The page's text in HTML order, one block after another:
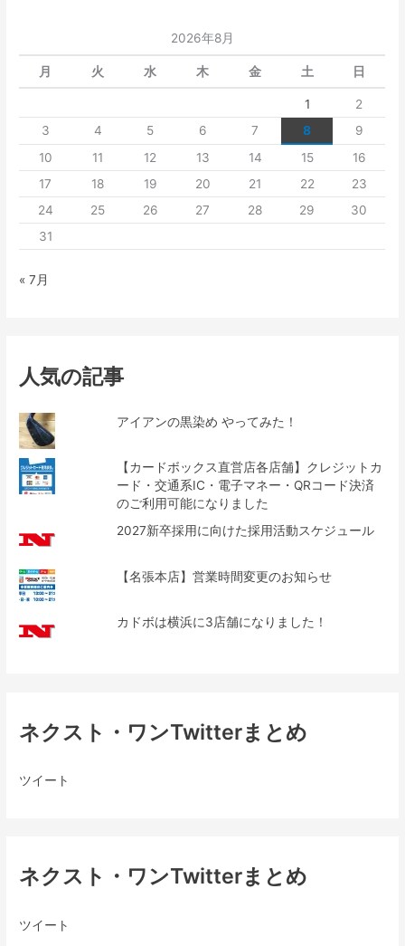
2026年8月
月 火 水 木 金 土 日
1
2
3
4 5 6 7 8
9
10
11 12 13 14 15
16
17
18 19 20 21 22
23
24
25 26 27 28 29
30
31
« 7月
人気の記事
アイアンの黒染め やってみた！
【カードボックス直営店各店舗】クレジットカ
ード・交通系IC・電子マネー・QRコード決済
のご利用可能になりました
2027新卒採用に向けた採用活動スケジュール
【名張本店】営業時間変更のお知らせ
カドボは横浜に3店舗になりました！
ネクスト・ワンTwitterまとめ
ツイート
ネクスト・ワンTwitterまとめ
ツイート